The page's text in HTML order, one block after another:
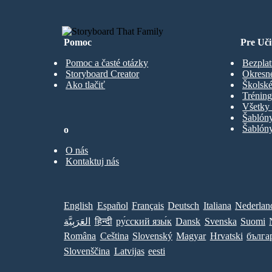
Pomoc
Pomoc a časté otázky
Storyboard Creator
Ako tlačiť
Pre
Všetky
o
O nás
Kontaktuj nás
English Español Français Deutsch Italiana
العَرَبِيَّة
हिन्दी ру́сский язы́к Dansk Svenska Suomi
Româna Ceština Slovenský Magyar Hrvatski
Slovenščina Latvijas eesti